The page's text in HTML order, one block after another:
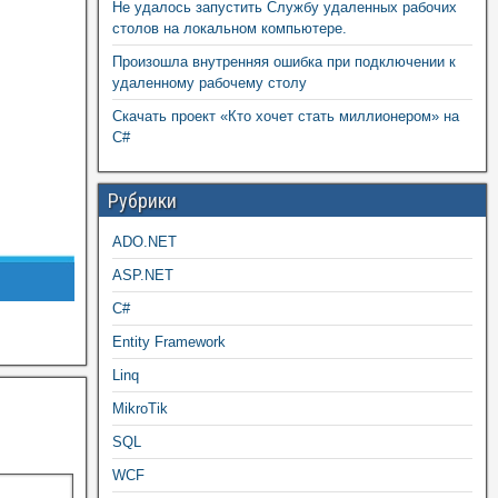
Не удалось запустить Службу удаленных рабочих
столов на локальном компьютере.
Произошла внутренняя ошибка при подключении к
удаленному рабочему столу
Скачать проект «Кто хочет стать миллионером» на
C#
Рубрики
ADO.NET
ASP.NET
C#
Entity Framework
Linq
MikroTik
SQL
WCF